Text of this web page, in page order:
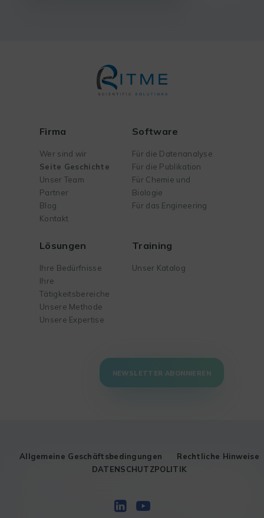
Firma
Wer sind wir
Seite Geschichte
Unser Team
Partner
Blog
Kontakt
Software
Für die Datenanalyse
Für die Publikation
Für Chemie und
Biologie
Für das Engineering
Lösungen
Ihre Bedürfnisse
Ihre
Tätigkeitsbereiche
Unsere Methode
Unsere Expertise
Training
Unser Katalog
NEWSLETTER ABONNIEREN
Allgemeine Geschäftsbedingungen
Rechtliche Hinweise
DATENSCHUTZPOLITIK